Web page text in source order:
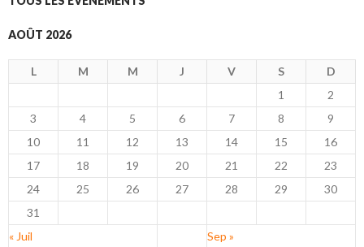
AOÛT 2026
L M M J V S
D
1
2
3
4 5 6 7 8
9
10
11 12 13 14 15
16
17
18 19 20 21 22
23
24
25 26 27 28 29
30
31
« Juil
Sep »